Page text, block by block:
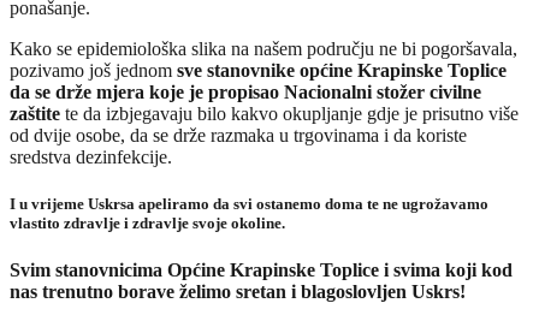
ponašanje.
Kako se epidemiološka slika na našem području ne bi pogoršavala,
pozivamo još jednom sve stanovnike općine Krapinske Toplice
da se drže mjera koje je propisao Nacionalni stožer civilne
zaštite te da izbjegavaju bilo kakvo okupljanje gdje je prisutno više
od dvije osobe, da se drže razmaka u trgovinama i da koriste
sredstva dezinfekcije.
I u vrijeme Uskrsa apeliramo da svi ostanemo doma te ne ugrožavamo
vlastito zdravlje i zdravlje svoje okoline.
Svim stanovnicima Općine Krapinske Toplice i svima koji kod
nas trenutno borave želimo sretan i blagoslovljen Uskrs!